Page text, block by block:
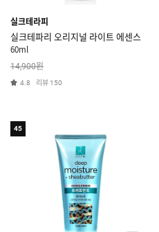
실크테라피
실크테파리 오리지널 라이트 에센스
60ml
14,900원
4.8 리뷰 150
45